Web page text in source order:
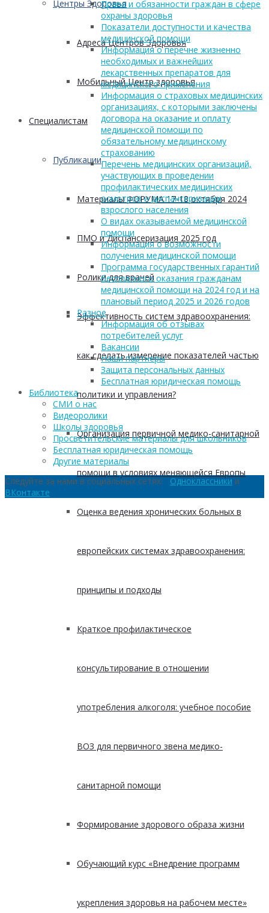
Центры Здоровья
Адреса Центров Здоровья
Мобильный Центр здоровья
Cпециалистам
Публикации
Материалы ФОРУМА 17-18 октября 2024
ПМО и Диспансеризация 2025 год
Ролики для врачей
Эффективность систем здравоохранения:
как сделать измерение показателей частью
политики и управления?
Организация первичной медико-санитарной
помощи в условиях меняющейся Европы
Оценка ведения хронических больных в
европейских системах здравоохранения:
принципы и подходы
Краткое профилактическое
консультирование в отношении
употребления алкоголя: учебное пособие
ВОЗ для первичного звена медико-
санитарной помощи
Формирование здорового образа жизни
Обучающий курс «Внедрение программ
укрепления здоровья на рабочем месте»
Права и обязанности граждан в сфере
охраны здоровья
Показатели доступности и качества
медицинской помощи
Информация о перечне жизненно
необходимых и важнейших
лекарственных препаратов для
медицинского применения
Информация о страховых медицинских
организациях, с которыми заключены
договора на оказание и оплату
медицинской помощи по
обязательному медицинскому
страхованию
Перечень медицинских организаций,
участвующих в проведении
профилактических медицинских
осмотров и диспансеризации
взрослого населения
О видах оказываемой медицинской
помощи
Информация о возможности
получения медицинской помощи
Программа государственных гарантий
бесплатного оказания гражданам
медицинской помощи на 2024 год и на
плановый период 2025 и 2026 годов
Разное
Информация об отзывах
потребителей услуг
Вакансии
Наши партнеры
Защита персональных данных
Бесплатная юридическая помощь
Библиотека
СМИ о нас
Видеоролики
Школы здоровья
Просветительские материалы для школьников
Бесплатная юридическая помощь
Другие материалы
Следуйте за нами в социальных сетях: Одноклассники и
ВКонтакте